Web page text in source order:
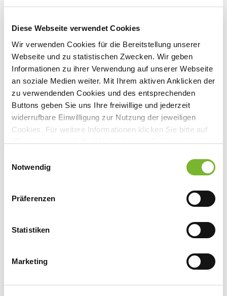
Diese Webseite verwendet Cookies
Wir verwenden Cookies für die Bereitstellung unserer
Webseite und zu statistischen Zwecken. Wir geben
Informationen zu ihrer Verwendung auf unserer Webseite
an soziale Medien weiter. Mit Ihrem aktiven Anklicken der
zu verwendenden Cookies und des entsprechenden
Buttons geben Sie uns Ihre freiwillige und jederzeit
widerrufbare Einwilligung zur Nutzung der jeweiligen
Cookies. Für weitere Informationen klicken Sie bitte auf
"Details anzeigen". Die Möglichkeit zur Änderung besteht
Datenschutzerklärung
Notwendig
Präferenzen
Statistiken
Marketing
Veranstaltungsort:
Konferenzraum
Pauwelsstraße 30, 52074 Aachen
Anbieter:
Universitätsklinikum Aachen (AöR) - Medizinische
Fakultät der RWTH Aachen
Ansprechpartner:
Fax:0241 80-2545